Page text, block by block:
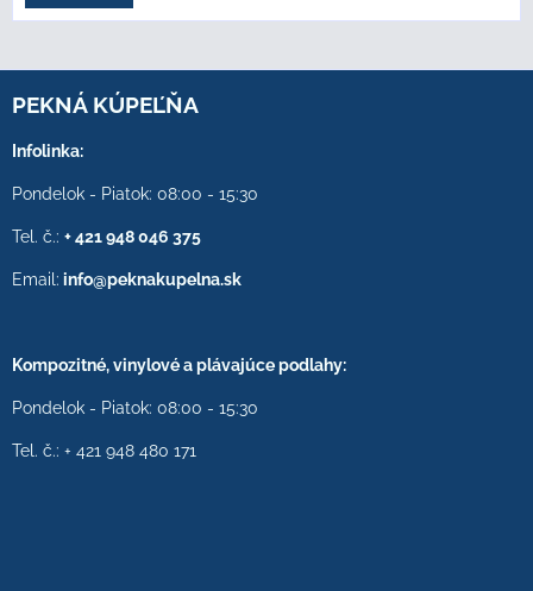
PEKNÁ KÚPEĽŇA
Infolinka:
Pondelok - Piatok: 08:00 - 15:30
Tel. č.: + 421 948 046 375
Email: info@peknakupelna.sk
Kompozitné, vinylové a plávajúce podlahy:
Pondelok - Piatok: 08:00 - 15:30
Tel. č.: + 421 948 480 171